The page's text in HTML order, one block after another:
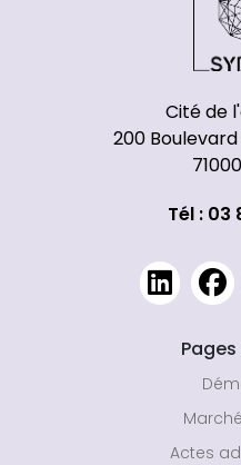
Cité de
200
Tél : 03
Actes